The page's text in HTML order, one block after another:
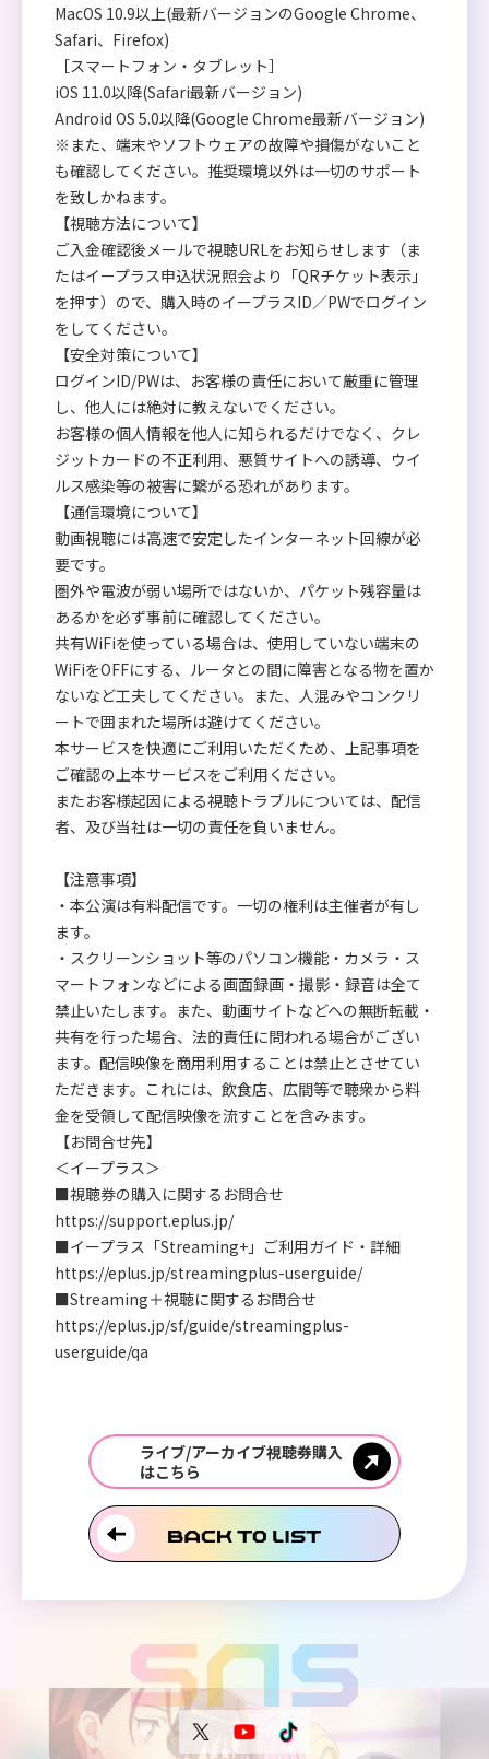
MacOS 10.9以上(最新バージョンのGoogle Chrome、
Safari、Firefox)
［スマートフォン・タブレット］
iOS 11.0以降(Safari最新バージョン)
Android OS 5.0以降(Google Chrome最新バージョン)
※また、端末やソフトウェアの故障や損傷がないこと
も確認してください。推奨環境以外は一切のサポート
を致しかねます。
【視聴方法について】
ご入金確認後メールで視聴URLをお知らせします（ま
たはイープラス申込状況照会より「QRチケット表示」
を押す）ので、購入時のイープラスID／PWでログイン
をしてください。
【安全対策について】
ログインID/PWは、お客様の責任において厳重に管理
し、他人には絶対に教えないでください。
お客様の個人情報を他人に知られるだけでなく、クレ
ジットカードの不正利用、悪質サイトへの誘導、ウイ
ルス感染等の被害に繋がる恐れがあります。
【通信環境について】
動画視聴には高速で安定したインターネット回線が必
要です。
圏外や電波が弱い場所ではないか、パケット残容量は
あるかを必ず事前に確認してください。
共有WiFiを使っている場合は、使用していない端末の
WiFiをOFFにする、ルータとの間に障害となる物を置か
ないなど工夫してください。また、人混みやコンクリ
ートで囲まれた場所は避けてください。
本サービスを快適にご利用いただくため、上記事項を
ご確認の上本サービスをご利用ください。
またお客様起因による視聴トラブルについては、配信
者、及び当社は一切の責任を負いません。
【注意事項】
・本公演は有料配信です。一切の権利は主催者が有し
ます。
・スクリーンショット等のパソコン機能・カメラ・ス
マートフォンなどによる画面録画・撮影・録音は全て
禁止いたします。また、動画サイトなどへの無断転載・
共有を行った場合、法的責任に問われる場合がござい
ます。配信映像を商用利用することは禁止とさせてい
ただきます。これには、飲食店、広間等で聴衆から料
金を受領して配信映像を流すことを含みます。
【お問合せ先】
＜イープラス＞
■視聴券の購入に関するお問合せ
https://support.eplus.jp/
■イープラス「Streaming+」ご利用ガイド・詳細
https://eplus.jp/streamingplus-userguide/
■Streaming＋視聴に関するお問合せ
https://eplus.jp/sf/guide/streamingplus-
userguide/qa
ライブ/アーカイブ視聴券購入
はこちら